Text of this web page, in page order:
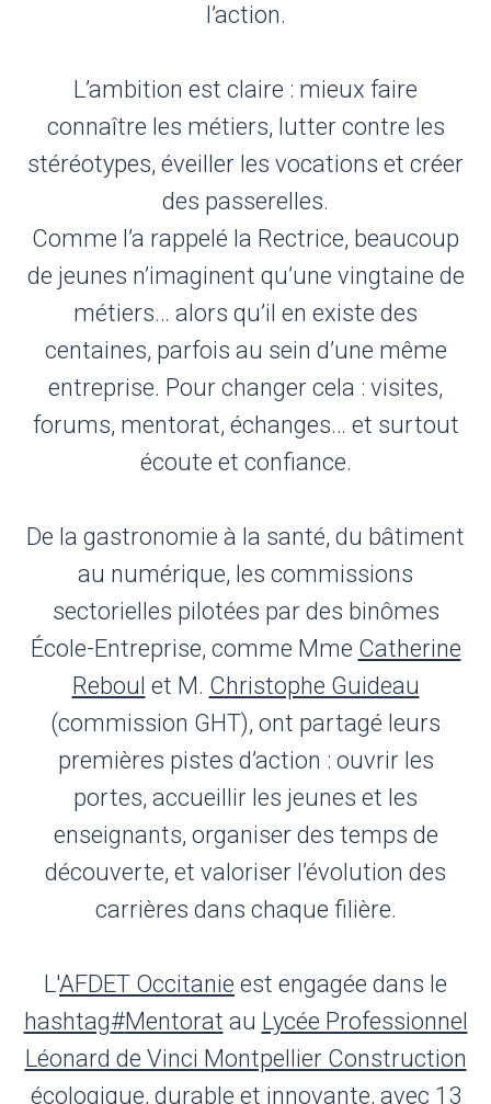
l’action.
L’ambition est claire : mieux faire
connaître les métiers, lutter contre les
stéréotypes, éveiller les vocations et créer
des passerelles.
Comme l’a rappelé la Rectrice, beaucoup
de jeunes n’imaginent qu’une vingtaine de
métiers… alors qu’il en existe des
centaines, parfois au sein d’une même
entreprise. Pour changer cela : visites,
forums, mentorat, échanges… et surtout
écoute et confiance.
De la gastronomie à la santé, du bâtiment
au numérique, les commissions
sectorielles pilotées par des binômes
École-Entreprise, comme Mme Catherine
Reboul et M. Christophe Guideau
(commission GHT), ont partagé leurs
premières pistes d’action : ouvrir les
portes, accueillir les jeunes et les
enseignants, organiser des temps de
découverte, et valoriser l’évolution des
carrières dans chaque filière.
L'AFDET Occitanie est engagée dans le
hashtag#Mentorat au Lycée Professionnel
Léonard de Vinci Montpellier Construction
écologique, durable et innovante, avec 13